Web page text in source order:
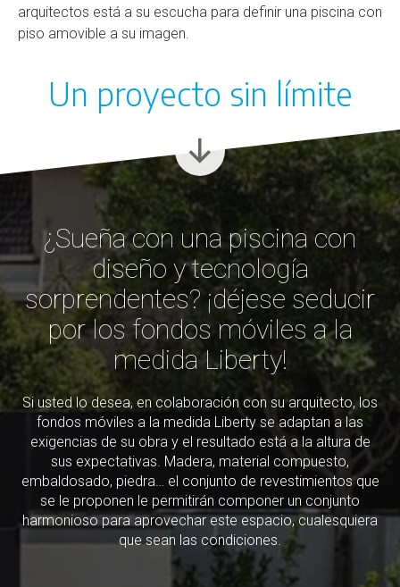
arquitectos está a su escucha para definir una piscina con
piso amovible a su imagen.
Un proyecto sin límite
¿Sueña con una piscina con
diseño y tecnología
sorprendentes? ¡déjese seducir
por los fondos móviles a la
medida Liberty!
Si usted lo desea, en colaboración con su arquitecto, los
fondos móviles a la medida Liberty se adaptan a las
exigencias de su obra y el resultado está a la altura de
sus expectativas. Madera, material compuesto,
embaldosado, piedra… el conjunto de revestimientos que
se le proponen le permitirán componer un conjunto
harmonioso para aprovechar este espacio, cualesquiera
que sean las condiciones.